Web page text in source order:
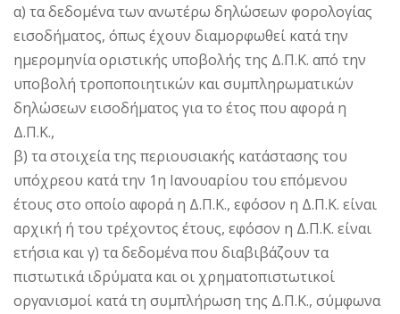
α) τα δεδομένα των ανωτέρω δηλώσεων φορολογίας
εισοδήματος, όπως έχουν διαμορφωθεί κατά την
ημερομηνία οριστικής υποβολής της Δ.Π.Κ. από την
υποβολή τροποποιητικών και συμπληρωματικών
δηλώσεων εισοδήματος για το έτος που αφορά η
Δ.Π.Κ.,
β) τα στοιχεία της περιουσιακής κατάστασης του
υπόχρεου κατά την 1η Ιανουαρίου του επόμενου
έτους στο οποίο αφορά η Δ.Π.Κ., εφόσον η Δ.Π.Κ. είναι
αρχική ή του τρέχοντος έτους, εφόσον η Δ.Π.Κ. είναι
ετήσια και γ) τα δεδομένα που διαβιβάζουν τα
πιστωτικά ιδρύματα και οι χρηματοπιστωτικοί
οργανισμοί κατά τη συμπλήρωση της Δ.Π.Κ., σύμφωνα